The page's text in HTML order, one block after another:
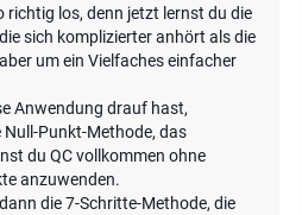
richtig los, denn jetzt lernst du die
sich komplizierter anhört als die
um ein Vielfaches einfacher
Anwendung drauf hast,
Punkt-Methode, das
du QC vollkommen ohne
anzuwenden.
die 7-Schritte-Methode, die